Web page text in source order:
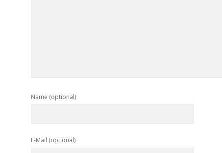
Name (optional)
E-Mail (optional)